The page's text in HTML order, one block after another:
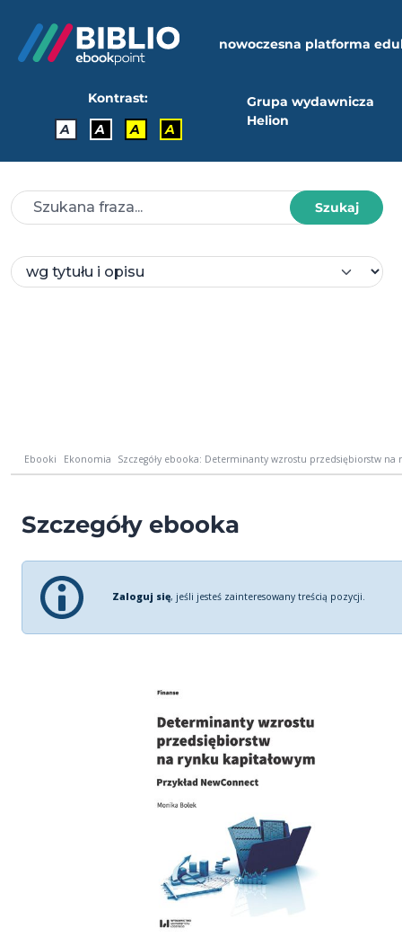
nowoczesna platforma
Kontrast:
A
A A A
Grupa wydawnicza
Helion
Szukaj
Ebooki Ekonomia Szczegóły ebooka: Determinanty wzrostu przedsiębiorstw na
Szczegóły ebooka
Zaloguj się, jeśli jesteś zainteresowany treścią pozycji.